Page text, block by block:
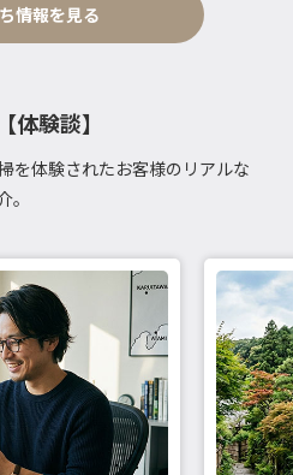
情報を見る
体験談】
を体験されたお客様のリアルな